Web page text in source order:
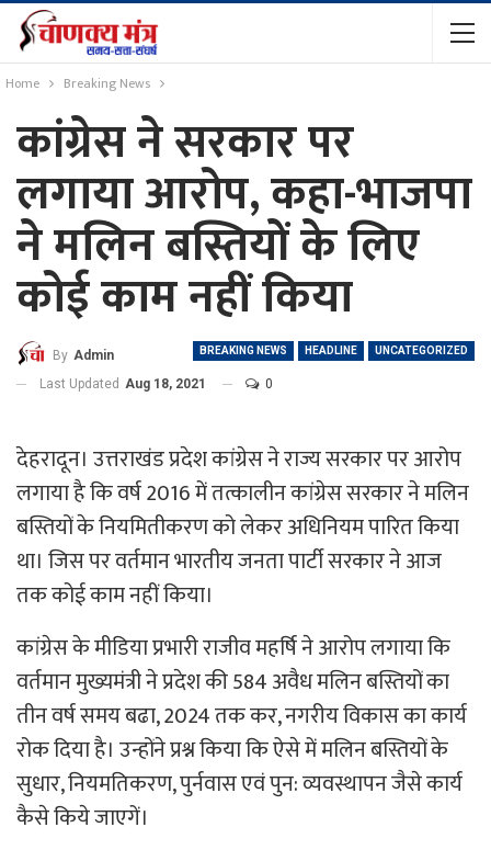
Home Breaking News
कांग्रेस ने सरकार पर
लगाया आरोप, कहा-भाजपा
ने मलिन बस्तियों के लिए
कोई काम नहीं किया
BREAKING NEWS HEADLINE UNCATEGORIZED
By Admin
Last Updated Aug 18, 2021 0
देहरादून। उत्तराखंड प्रदेश कांग्रेस ने राज्य सरकार पर आरोप
लगाया है कि वर्ष 2016 में तत्कालीन कांग्रेस सरकार ने मलिन
बस्तियों के नियमितीकरण को लेकर अधिनियम पारित किया
था। जिस पर वर्तमान भारतीय जनता पार्टी सरकार ने आज
तक कोई काम नहीं किया।
कांग्रेस के मीडिया प्रभारी राजीव महर्षि ने आरोप लगाया कि
वर्तमान मुख्यमंत्री ने प्रदेश की 584 अवैध मलिन बस्तियों का
तीन वर्ष समय बढा, 2024 तक कर, नगरीय विकास का कार्य
रोक दिया है। उन्होंने प्रश्न किया कि ऐसे में मलिन बस्तियों के
सुधार, नियमतिकरण, पुर्नवास एवं पुन: व्यवस्थापन जैसे कार्य
कैसे किये जाएगें।